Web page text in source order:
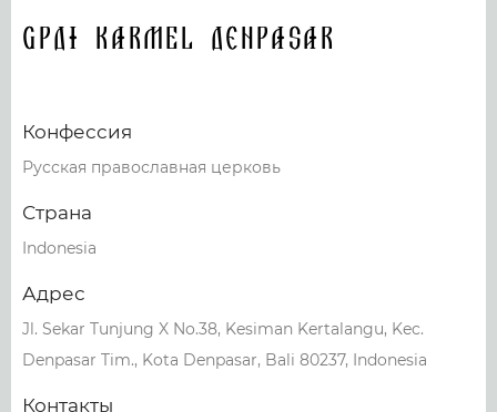
GPDI KARMEL Denpasar
Конфессия
Русская православная церковь
Страна
Indonesia
Адрес
Jl. Sekar Tunjung X No.38, Kesiman Kertalangu, Kec.
Denpasar Tim., Kota Denpasar, Bali 80237, Indonesia
Контакты